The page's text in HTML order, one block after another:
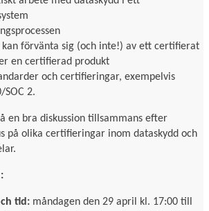
kan förvänta sig (och inte!) av ett certifierat
en certifierad produkt
och certifieringar, exempelvis
SOC 2.
en bra diskussion tillsammans efter
på olika certifieringar inom dataskydd och
tid: måndagen den 29 april kl. 17:00 till